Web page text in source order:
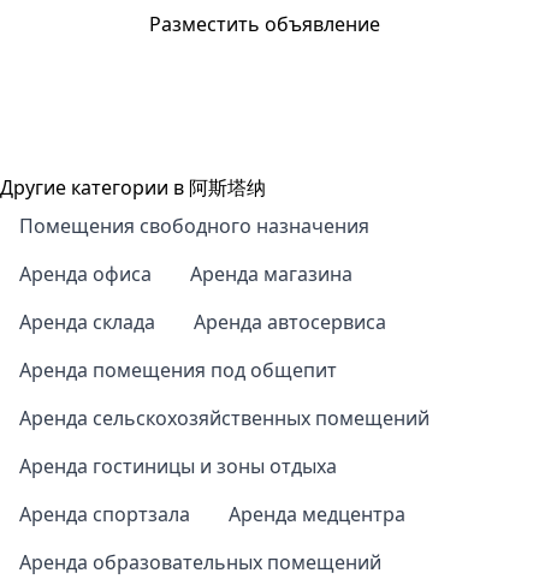
Разместить объявление
Другие категории в 阿斯塔纳
Помещения свободного назначения
Аренда офиса
Аренда магазина
Аренда склада
Аренда автосервиса
Аренда помещения под общепит
Аренда сельскохозяйственных помещений
Аренда гостиницы и зоны отдыха
Аренда спортзала
Аренда медцентра
Аренда образовательных помещений